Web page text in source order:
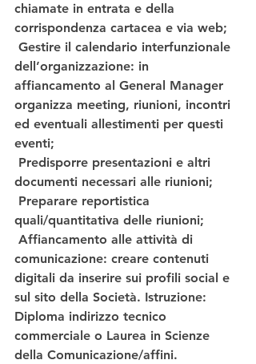
chiamate in entrata e della
corrispondenza cartacea e via web;
dell’organizzazione: in
affiancamento al General Manager
organizza meeting, riunioni, incontri
ed eventuali allestimenti per questi
eventi;
documenti necessari alle riunioni;
quali/quantitativa delle riunioni;
comunicazione: creare contenuti
digitali da inserire sui profili social e
sul sito della Società. Istruzione:
Diploma indirizzo tecnico
commerciale o Laurea in Scienze
della Comunicazione/affini.